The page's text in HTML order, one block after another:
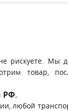
рискуете. Мы
товар,
РФ.
любой